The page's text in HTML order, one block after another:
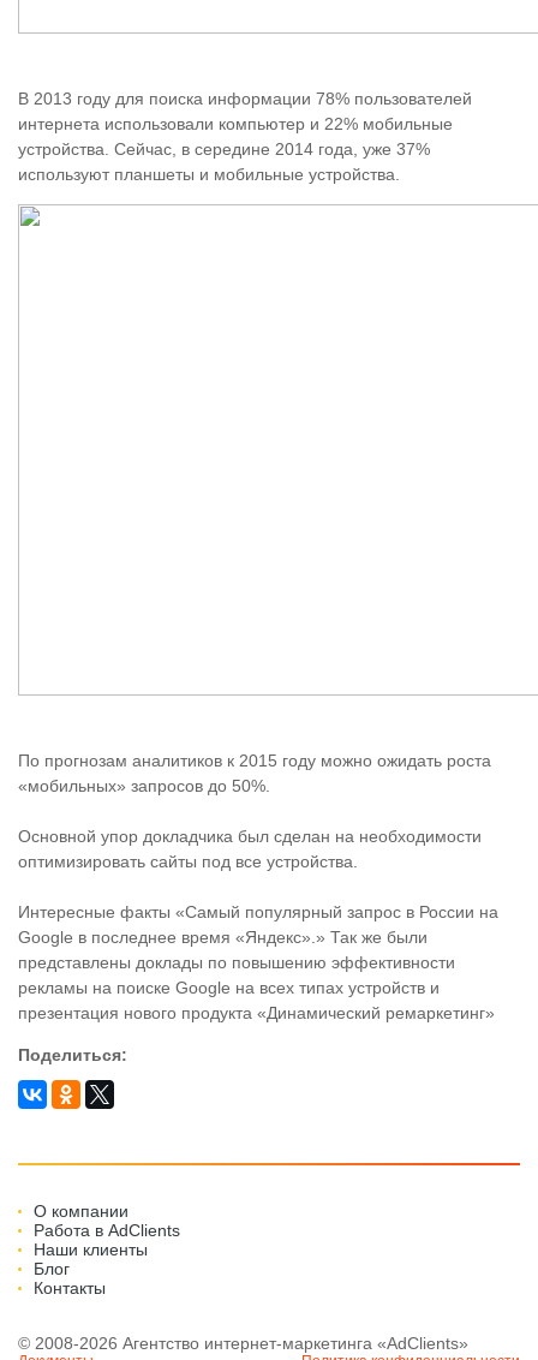
В 2013 году для поиска информации 78% пользователей
интернета использовали компьютер и 22% мобильные
устройства. Сейчас, в середине 2014 года, уже 37%
используют планшеты и мобильные устройства.
По прогнозам аналитиков к 2015 году можно ожидать роста
«мобильных» запросов до 50%.
Основной упор докладчика был сделан на необходимости
оптимизировать сайты под все устройства.
Интересные факты «Самый популярный запрос в России на
Google в последнее время «Яндекс».» Так же были
представлены доклады по повышению эффективности
рекламы на поиске Google на всех типах устройств и
презентация нового продукта «Динамический ремаркетинг»
Поделиться:
О компании
Работа в AdClients
Наши клиенты
Блог
Контакты
© 2008-2026 Агентство интернет-маркетинга «AdClients»